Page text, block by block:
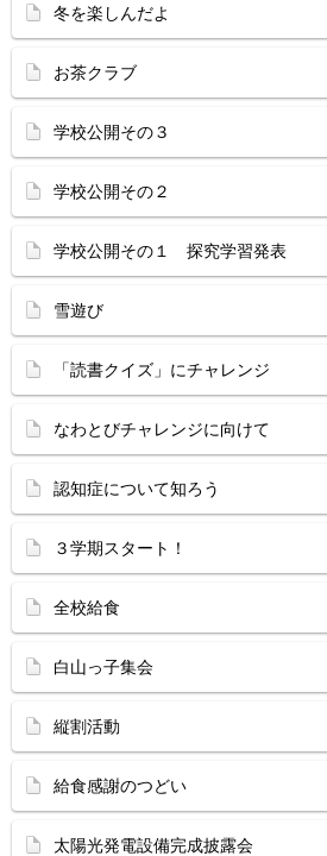
冬を楽しんだよ
お茶クラブ
学校公開その３
学校公開その２
学校公開その１ 探究学習発表
雪遊び
「読書クイズ」にチャレンジ
なわとびチャレンジに向けて
認知症について知ろう
３学期スタート！
全校給食
白山っ子集会
縦割活動
給食感謝のつどい
太陽光発電設備完成披露会